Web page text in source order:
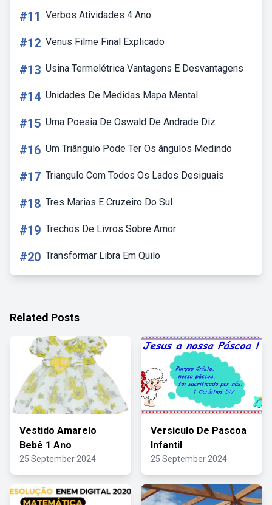
#11 Verbos Atividades 4 Ano
#12 Venus Filme Final Explicado
#13 Usina Termelétrica Vantagens E Desvantagens
#14 Unidades De Medidas Mapa Mental
#15 Uma Poesia De Oswald De Andrade Diz
#16 Um Triângulo Pode Ter Os ângulos Medindo
#17 Triangulo Com Todos Os Lados Desiguais
#18 Tres Marias E Cruzeiro Do Sul
#19 Trechos De Livros Sobre Amor
#20 Transformar Libra Em Quilo
Related Posts
Vestido Amarelo
Bebê 1 Ano
25 September 2024
Versiculo De Pascoa
Infantil
25 September 2024